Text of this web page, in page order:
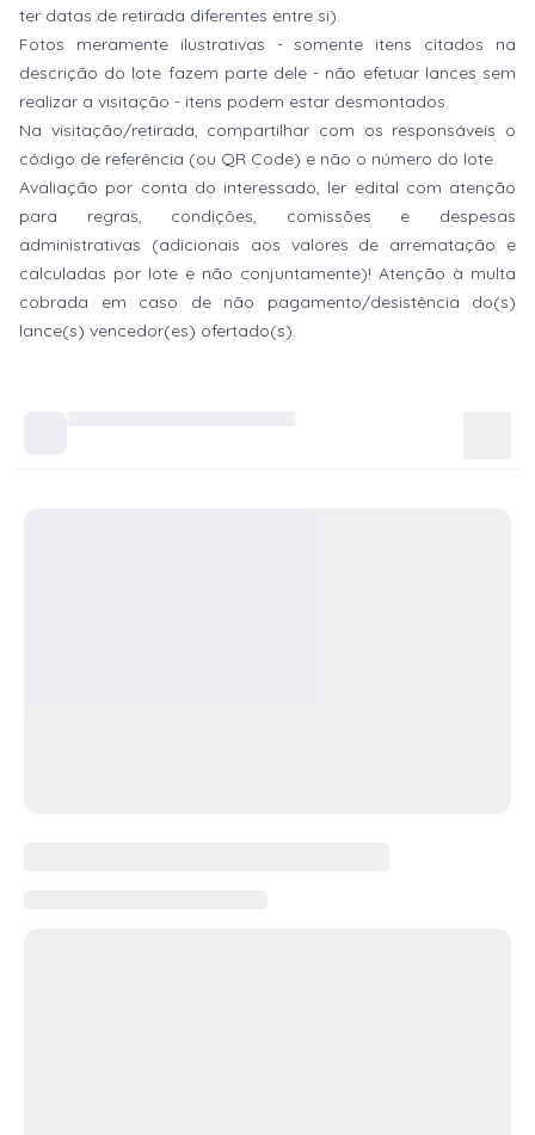
ter datas de retirada diferentes entre si).
Fotos meramente ilustrativas - somente itens citados na
descrição do lote fazem parte dele - não efetuar lances sem
realizar a visitação - itens podem estar desmontados.
Na visitação/retirada, compartilhar com os responsáveis o
código de referência (ou QR Code) e não o número do lote.
Avaliação por conta do interessado, ler edital com atenção
para regras, condições, comissões e despesas
administrativas (adicionais aos valores de arrematação e
calculadas por lote e não conjuntamente)! Atenção à multa
cobrada em caso de não pagamento/desistência do(s)
lance(s) vencedor(es) ofertado(s).